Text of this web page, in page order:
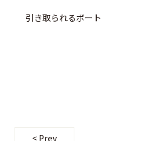
引き取られるボート
< Prev